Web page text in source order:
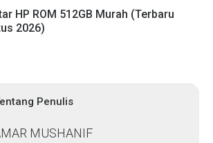
Penulis
HP ROM 512GB Murah (Terbaru
2026)
MUSHANIF